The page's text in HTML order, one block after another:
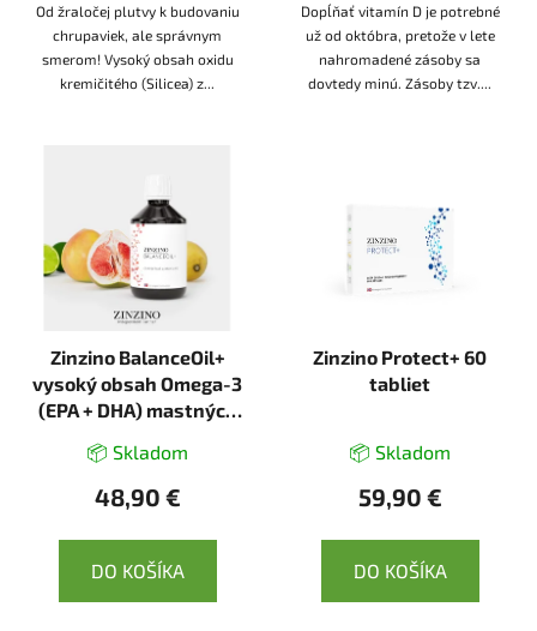
Od žraločej plutvy k budovaniu
chrupaviek, ale správnym
smerom! Vysoký obsah oxidu
kremičitého (Silicea) z...
Dopĺňať vitamín D je potrebné
už od októbra, pretože v lete
nahromadené zásoby sa
dovtedy minú. Zásoby tzv....
Zinzino BalanceOil+
vysoký obsah Omega-3
(EPA + DHA) mastných
📦 Skladom
48,90 €
DO KOŠÍKA
Zinzino Protect+ 60
tabliet
📦 Skladom
59,90 €
DO KOŠÍKA